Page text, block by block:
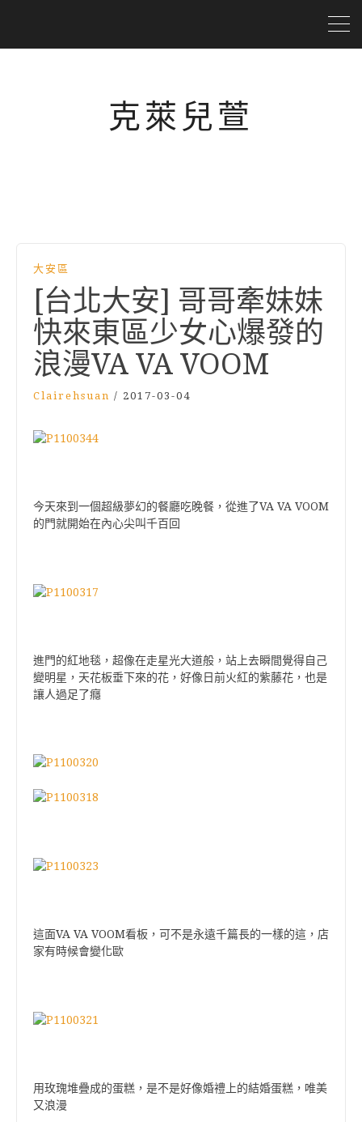
克萊兒萱
大安區
[台北大安] 哥哥牽妹妹
快來東區少女心爆發的
浪漫VA VA VOOM
Clairehsuan / 2017-03-04
今天來到一個超級夢幻的餐廳吃晚餐，從進了VA VA VOOM
的門就開始在內心尖叫千百回
進門的紅地毯，超像在走星光大道般，站上去瞬間覺得自己
變明星，天花板垂下來的花，好像日前火紅的紫藤花，也是
讓人過足了癮
這面VA VA VOOM看板，可不是永遠千篇長的一樣的這，店
家有時候會變化歐
用玫瑰堆疊成的蛋糕，是不是好像婚禮上的結婚蛋糕，唯美
又浪漫